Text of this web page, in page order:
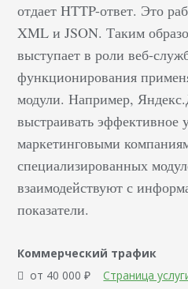
отдает HTTP-ответ. Это
XML и JSON. Таким
выступает в роли веб-
функционирования
модули. Например,
выстраивать эффективное
маркетинговыми
специализированных
взаимодействуют с
показатели.
Коммерческий трафик
от 40 000 ₽
Страница